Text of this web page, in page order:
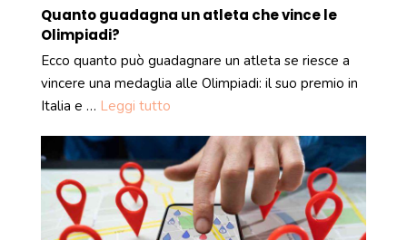
Quanto guadagna un atleta che vince le
Olimpiadi?
Ecco quanto può guadagnare un atleta se riesce a
vincere una medaglia alle Olimpiadi: il suo premio in
Italia e … Leggi tutto